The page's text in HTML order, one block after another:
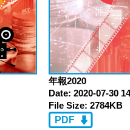
年報2020
Date: 2020-07-30
File Size: 2784KB
PDF